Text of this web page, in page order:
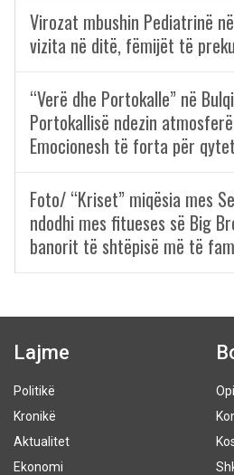
Virozat mbushin Pediatrinë
vizita në ditë, fëmijët të
“Verë dhe Portokalle” në
Portokallisë ndezin
Emocionesh të forta për
Foto/ “Kriset” miqësia mes
ndodhi mes fitueses së Big
banorit të shtëpisë më të
Lajme
Politikë
Kronikë
Aktualitet
Ekonomi